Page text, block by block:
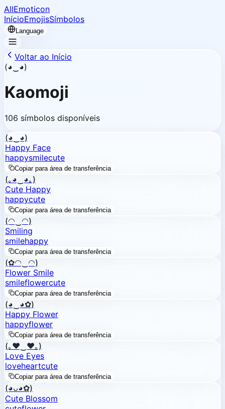
AllEmoticon
InícioEmojisSímbolos
Language
Voltar ao Início
(◕‿◕)
Kaomoji
106 símbolos disponíveis
(◕‿◕)
Happy Face
happysmilecute
Copiar para área de transferência
(｡◕‿◕｡)
Cute Happy
happycute
Copiar para área de transferência
(◠‿◠)
Smiling
smilehappy
Copiar para área de transferência
(✿◠‿◠)
Flower Smile
smileflowercute
Copiar para área de transferência
(◕‿◕✿)
Happy Flower
happyflower
Copiar para área de transferência
(｡♥‿♥｡)
Love Eyes
loveheartcute
Copiar para área de transferência
(◕ᴗ◕✿)
Cute Blossom